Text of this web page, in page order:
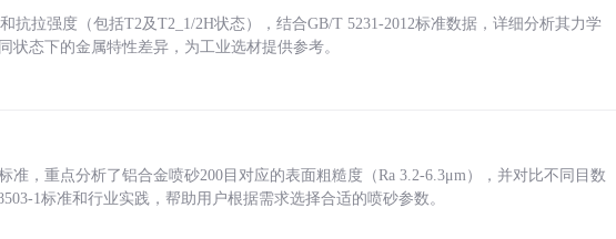
抗拉强度（包括T2及T2_1/2H状态），结合GB/T 5231-2012标准数据，详细分析其力学
状态下的金属特性差异，为工业选材提供参考。
准，重点分析了铝合金喷砂200目对应的表面粗糙度（Ra 3.2-6.3μm），并对比不同目数
1标准和行业实践，帮助用户根据需求选择合适的喷砂参数。